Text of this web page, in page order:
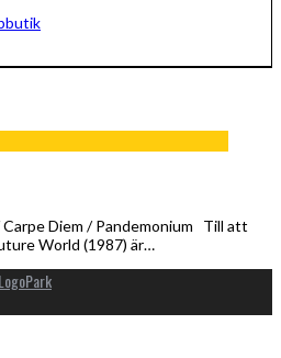
Diem / Pandemonium Till att
World (1987) är…
LogoPark